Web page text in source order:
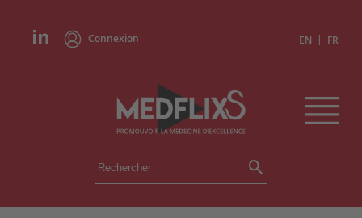
Connexion EN | FR
ÉVÉNEMENTS